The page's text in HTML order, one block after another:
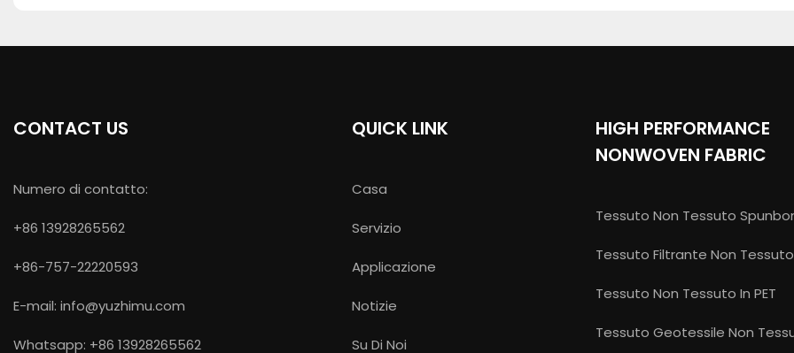
CONTACT US
Numero di contatto:
+86 13928265562
+86-757-22220593
E-mail: info@yuzhimu.com
Whatsapp: +86 13928265562
QUICK LINK
Casa
Servizio
Applicazione
Notizie
Su Di Noi
HIGH PERFORMANCE
NONWOVEN FABRIC
Tessuto Non Tessuto
Tessuto Filtrante Non Tessuto
Tessuto Non Tessuto In PET
Tessuto Geotessile Non